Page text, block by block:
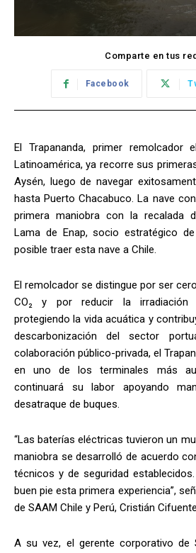
Comparte en tus
Facebook
El Trapananda, primer remolcador
Latinoamérica, ya recorre sus
Aysén, luego de navegar
hasta Puerto Chacabuco. La nave
primera maniobra con la recalada
Lama de Enap, socio estratégico
posible traer esta nave a Chile.
El remolcador se distingue por ser
CO₂ y por reducir la irradiación
protegiendo la vida acuática y
descarbonización del sector
colaboración público-privada, el
en uno de los terminales más
continuará su labor apoyando
desatraque de buques.
“Las baterías eléctricas tuvieron un
maniobra se desarrolló de acuerdo
técnicos y de seguridad
buen pie esta primera experiencia”,
de SAAM Chile y Perú, Cristián
A su vez, el gerente corporativo de